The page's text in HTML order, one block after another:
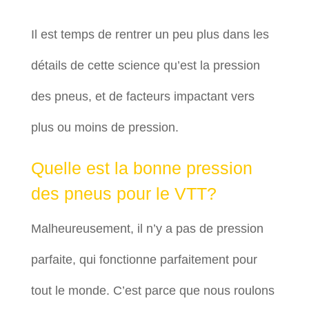
Il est temps de rentrer un peu plus dans les
détails de cette science qu’est la pression
des pneus, et de facteurs impactant vers
plus ou moins de pression.
Quelle est la bonne pression
des pneus pour le VTT?
Malheureusement, il n’y a pas de pression
parfaite, qui fonctionne parfaitement pour
tout le monde. C’est parce que nous roulons